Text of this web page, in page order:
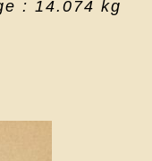
: 14.074 kg